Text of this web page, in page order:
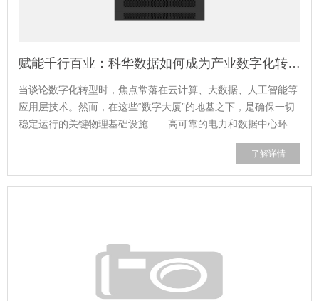
赋能千行百业：科华数据如何成为产业数字化转型的“隐形基石”
当谈论数字化转型时，焦点常落在云计算、大数据、人工智能等
应用层技术。然而，在这些“数字大厦”的地基之下，是确保一切
稳定运行的关键物理基础设施——高可靠的电力和数据中心环
境。科华数据股份有限公司，正是深耕于此的“隐形基石”，它以
坚实、智能、绿色的底座能力，深入千行百业，成为推动产业数
字化转型不可或缺的...
了解详情